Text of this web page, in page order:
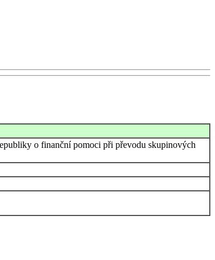
o finanční pomoci při převodu skupinových